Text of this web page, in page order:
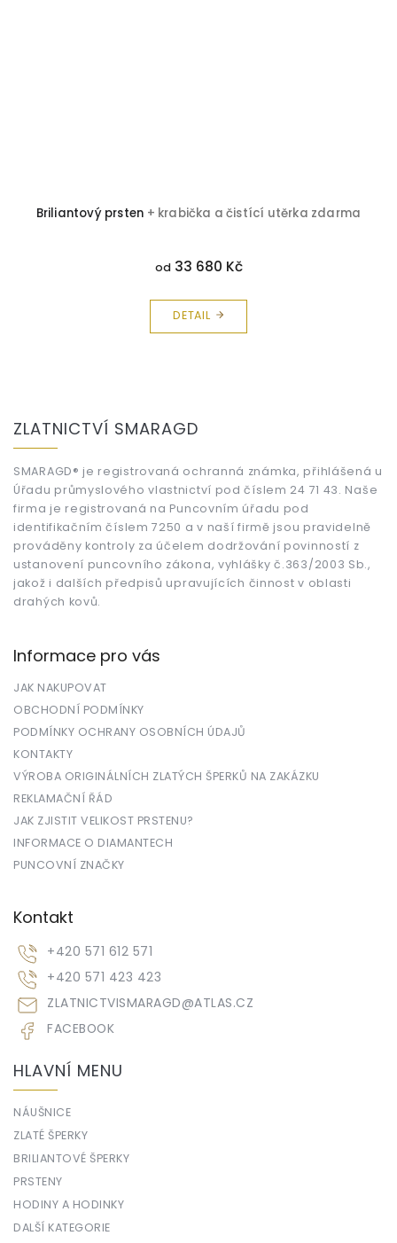
Briliantový prsten + krabička a čistící utěrka zdarma
od33 680 Kč
DETAIL
ZLATNICTVÍ SMARAGD
SMARAGD® je registrovaná ochranná známka, přihlášená u
Úřadu průmyslového vlastnictví pod číslem 24 71 43. Naše
firma je registrovaná na Puncovním úřadu pod
identifikačním číslem 7250 a v naší firmě jsou pravidelně
prováděny kontroly za účelem dodržování povinností z
ustanovení puncovního zákona, vyhlášky č.363/2003 Sb.,
jakož i dalších předpisů upravujících činnost v oblasti
drahých kovů.
Informace pro vás
JAK NAKUPOVAT
OBCHODNÍ PODMÍNKY
PODMÍNKY OCHRANY OSOBNÍCH ÚDAJŮ
KONTAKTY
VÝROBA ORIGINÁLNÍCH ZLATÝCH ŠPERKŮ NA ZAKÁZKU
REKLAMAČNÍ ŘÁD
JAK ZJISTIT VELIKOST PRSTENU?
INFORMACE O DIAMANTECH
PUNCOVNÍ ZNAČKY
Kontakt
ZLATNICTVISMARAGD@ATLAS.CZ
+420 571 612 571
+420 571 423 423
FACEBOOK
HLAVNÍ MENU
NÁUŠNICE
ZLATÉ ŠPERKY
BRILIANTOVÉ ŠPERKY
PRSTENY
HODINY A HODINKY
DALŠÍ KATEGORIE